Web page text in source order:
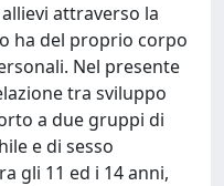
attraverso la
ha del proprio corpo
Nel presente
tra sviluppo
a due gruppi di
e di sesso
gli 11 ed i 14 anni,